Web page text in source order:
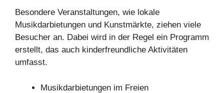
Besondere Veranstaltungen, wie lokale
Musikdarbietungen und Kunstmärkte, ziehen viele
Besucher an. Dabei wird in der Regel ein Programm
erstellt, das auch kinderfreundliche Aktivitäten
umfasst.
Musikdarbietungen im Freien